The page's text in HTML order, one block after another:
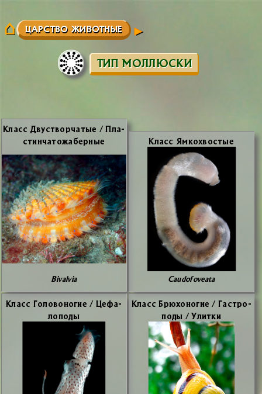
ЦАРСТВО ЖИВОТНЫЕ
ТИП МОЛЛЮСКИ
Класс Дву­створ­ча­тые / Пла­
стин­ча­то­жа­бер­ные
Bivalvia
Класс Ям­ко­хво­стые
Caudofoveata
Класс Го­ло­во­но­гие / Це­фа­
ло­по­ды
Класс Брю­хо­но­гие / Га­стро­
по­ды / Улит­ки